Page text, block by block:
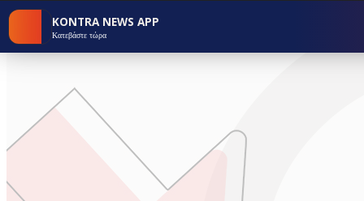
KONTRA NEWS APP
Κατεβάστε τώρα